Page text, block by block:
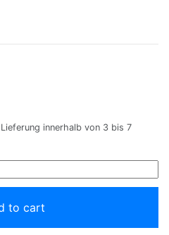
Lieferung innerhalb von 3 bis 7
to cart